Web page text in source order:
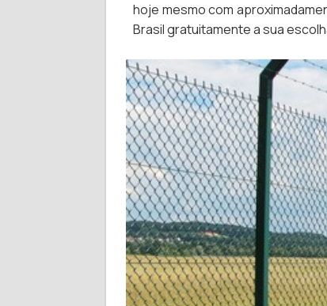
hoje mesmo com
Brasil gratuitamente a sua